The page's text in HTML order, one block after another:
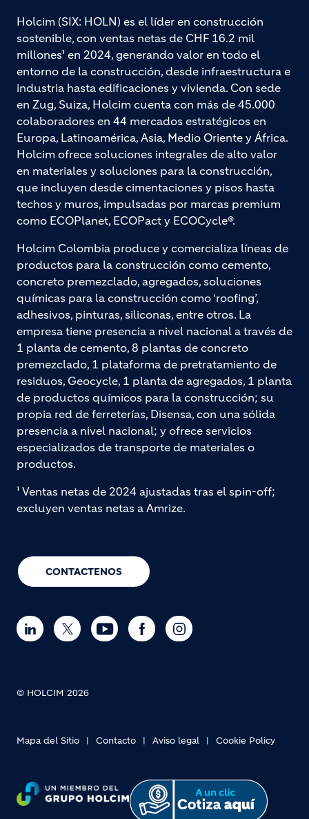
CONTACTENOS
Holcim (SIX: HOLN) es el líder en construcción
sostenible, con ventas netas de CHF 16.2 mil
millones¹ en 2024, generando valor en todo el
entorno de la construcción, desde infraestructura e
industria hasta edificaciones y vivienda. Con sede
en Zug, Suiza, Holcim cuenta con más de 45.000
colaboradores en 44 mercados estratégicos en
Europa, Latinoamérica, Asia, Medio Oriente y África.
Holcim ofrece soluciones integrales de alto valor
en materiales y soluciones para la construcción,
que incluyen desde cimentaciones y pisos hasta
techos y muros, impulsadas por marcas premium
como ECOPlanet, ECOPact y ECOCycle®.
Holcim Colombia produce y comercializa líneas de
productos para la construcción como cemento,
concreto premezclado, agregados, soluciones
químicas para la construcción como ‘roofing’,
adhesivos, pinturas, siliconas, entre otros. La
empresa tiene presencia a nivel nacional a través de
1 planta de cemento, 8 plantas de concreto
premezclado, 1 plataforma de pretratamiento de
residuos, Geocycle, 1 planta de agregados, 1 planta
de productos químicos para la construcción; su
propia red de ferreterías, Disensa, con una sólida
presencia a nivel nacional; y ofrece servicios
especializados de transporte de materiales o
productos.
¹ Ventas netas de 2024 ajustadas tras el spin-off;
excluyen ventas netas a Amrize.
© HOLCIM 2026
Mapa del Sitio Contacto Aviso legal Cookie Policy